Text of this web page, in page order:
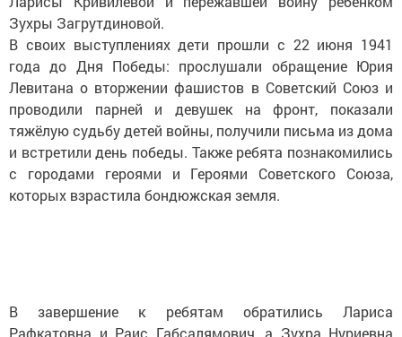
Зухры Загрутдиновой.
В своих выступлениях дети прошли с 22 июня 1941
года до Дня Победы: прослушали обращение Юрия
Левитана о вторжении фашистов в Советский Союз и
проводили парней и девушек на фронт, показали
тяжёлую судьбу детей войны, получили письма из дома
и встретили день победы. Также ребята познакомились
с городами героями и Героями Советского Союза,
которых взрастила бондюжская земля.
В завершение к ребятам обратились Лариса
Рафкатовна и Раис Габсалямович, а Зухра Нуриевна